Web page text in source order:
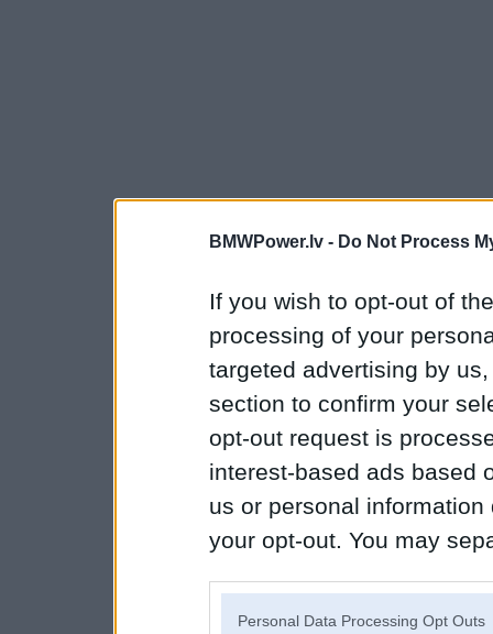
BMWPower.lv - Do Not Process
If you wish to opt-out of
processing of your
targeted advertising by
section to confirm your
opt-out request is
interest-based ads based
us or personal
your opt-out. You may
Personal Data Processing Opt Outs